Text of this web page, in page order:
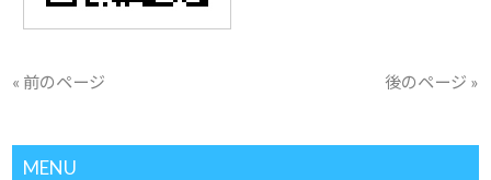
« 前のページ 後のページ »
MENU